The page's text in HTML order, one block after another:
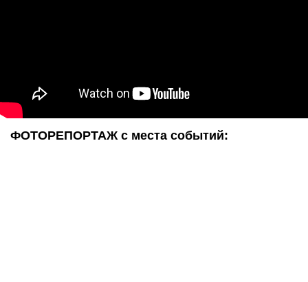
ФОТОРЕПОРТАЖ с места событий: